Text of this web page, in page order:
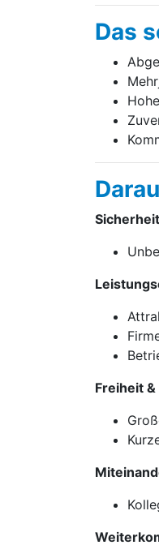
Das
Freiheit